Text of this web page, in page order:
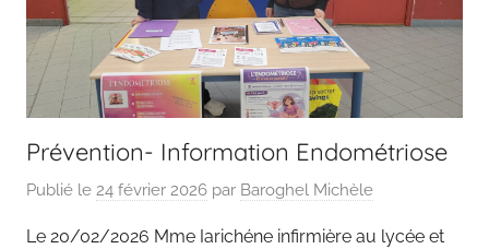
Prévention- Information Endométriose
Publié le 24 février 2026 par Baroghel Michèle
Le 20/02/2026 Mme Iarichéne infirmière au lycée et